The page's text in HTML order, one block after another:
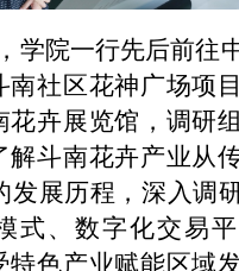
学院一行先后前往
南社区花神广场项
花卉展览馆，调研
解斗南花卉产业从
发展历程，深入调
式、数字化交易
特色产业赋能区域